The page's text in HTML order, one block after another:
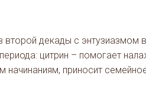
второй декады с
цитрин – помогает
приносит